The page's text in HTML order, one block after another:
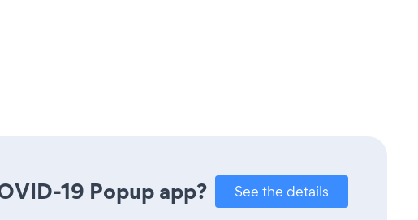
19 Popup app? See the details